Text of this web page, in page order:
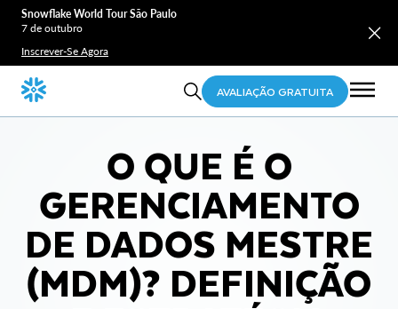
Snowflake World Tour São Paulo
7 de outubro
Inscrever-Se Agora
AVALIAÇÃO GRATUITA
O QUE É O
GERENCIAMENTO
DE DADOS MESTRE
(MDM)? DEFINIÇÃO